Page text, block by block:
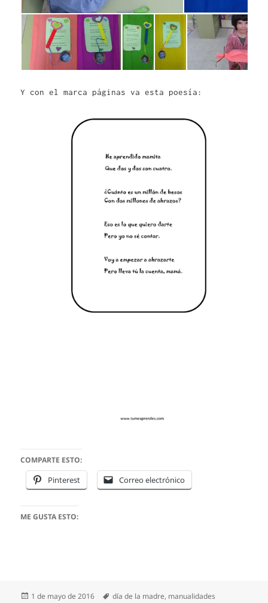
Y con el marca páginas va esta poesía:
COMPARTE ESTO:
Pinterest Correo electrónico
ME GUSTA ESTO:
Publicado
1 de mayo de 2016 Etiquetas
día de la madre, manualidades